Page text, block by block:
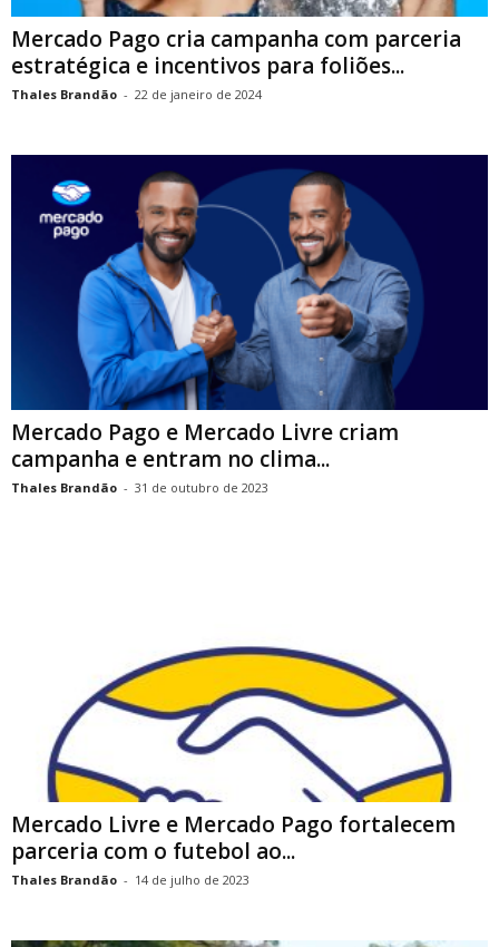
Mercado Pago cria campanha com parceria
estratégica e incentivos para foliões...
Thales Brandão - 22 de janeiro de 2024
Mercado Pago e Mercado Livre criam
campanha e entram no clima...
Thales Brandão - 31 de outubro de 2023
Mercado Livre e Mercado Pago fortalecem
parceria com o futebol ao...
Thales Brandão - 14 de julho de 2023